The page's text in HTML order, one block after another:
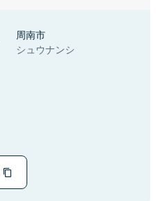
周南市
シュウナンシ